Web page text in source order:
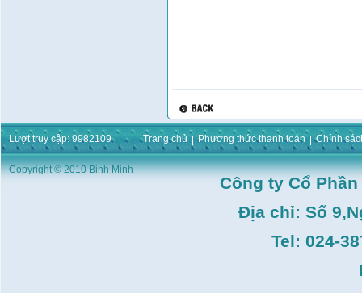
Lượt truy cập: 9982109 Trang chủ Phương thức thanh toán Chính
Copyright © 2010 Binh Minh
Công ty Cổ
Địa chỉ: Số
Tel: 024-